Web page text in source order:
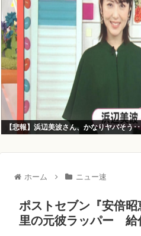
【悲報】浜辺美波さん、かなりヤバそう
ホーム ニュー速
ポストセブン『安倍
里の元彼ラッパー 給